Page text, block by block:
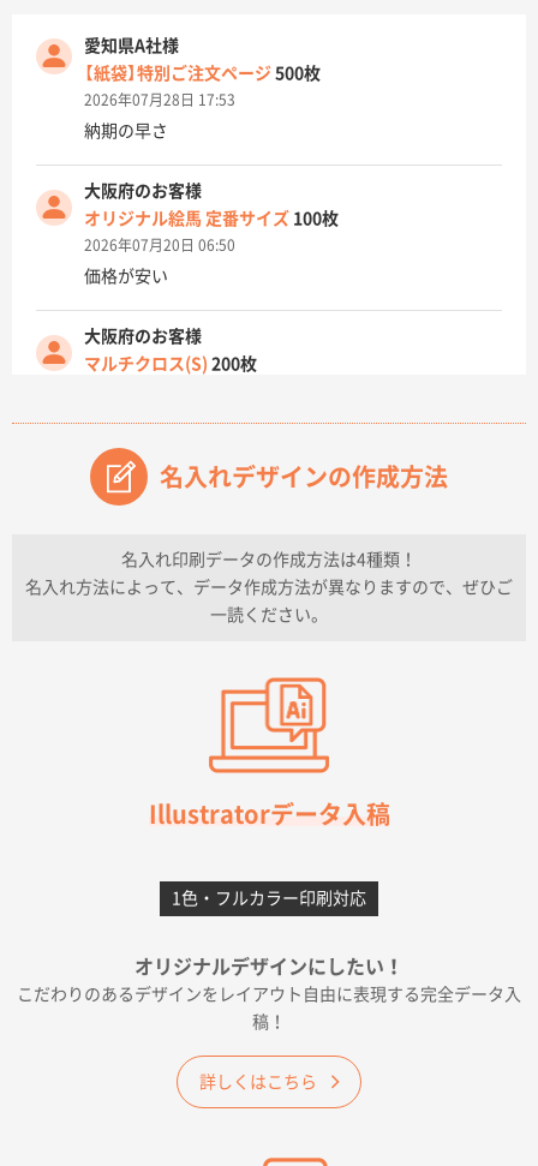
愛知県A社様
【紙袋】特別ご注文ページ 500枚
2026年07月28日 17:53
納期の早さ
大阪府のお客様
オリジナル絵馬 定番サイズ 100枚
2026年07月20日 06:50
価格が安い
大阪府のお客様
マルチクロス(S) 200枚
原稿データ流用が可能で価格が妥当なこと
兵庫県のお客様
チケットホルダー ダブルポケット
上記のとおりです。
柳さんの対応が素晴らしかった。
フレキソレジ袋 Uバッグ 35号
5000枚
2026年06月28日 15:14
千葉県A社様
2026年06月19日 09:41
価格 大丈夫そうな会社に見えた
大阪府のお客様
A4フルカラークリアファイル1000枚
名入れデザインの作成方法
名入れ印刷データの作成方法は4種類！
名入れ方法によって、データ作成方法が異なりますので、ぜひご
一読ください。
Illustratorデータ入稿
1色・フルカラー印刷対応
オリジナルデザインにしたい！
こだわりのあるデザインをレイアウト自由に表現する完全データ入
稿！
詳しくはこちら